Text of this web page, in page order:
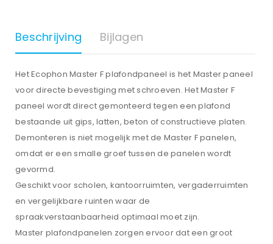
Beschrijving Bijlagen
Het Ecophon Master F plafondpaneel is het Master paneel
voor directe bevestiging met schroeven. Het Master F
paneel wordt direct gemonteerd tegen een plafond
bestaande uit gips, latten, beton of constructieve platen.
Demonteren is niet mogelijk met de Master F panelen,
omdat er een smalle groef tussen de panelen wordt
gevormd.
Geschikt voor scholen, kantoorruimten, vergaderruimten
en vergelijkbare ruinten waar de
spraakverstaanbaarheid optimaal moet zijn.
Master plafondpanelen zorgen ervoor dat een groot